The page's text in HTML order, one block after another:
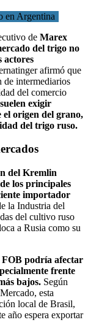
en Argentina
de Marex
del trigo no
actores
afirmó que
de intermediarios
del comercio
exigir
el origen del grano,
del trigo ruso.
del Kremlin
los principales
importador
la Industria del
del cultivo ruso
a Rusia como su
FOB podría afectar
frente
bajos. Según
esta
local de Brasil,
año espera exportar